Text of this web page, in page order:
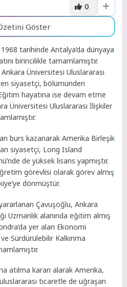
0
Göster
tarihinde Antalya’da dünyaya
birincilikle tamamlamıştır.
Üniversitesi Uluslararası
siyasetçi, bölümünden
hayatına ise devam etme
Üniversitesi Uluslararası İlişkiler
burs kazanarak Amerika Birleşik
siyasetçi, Long Island
de yüksek lisans yapmıştır.
görevlisi olarak görev almış
dönmüştür.
Çavuşoğlu, Ankara
Uzmanlık alanında eğitim almış
yer alan Ekonomi
Sürdürülebilir Kalkınma
atılma kararı alarak Amerika,
ticaretle de uğraşan